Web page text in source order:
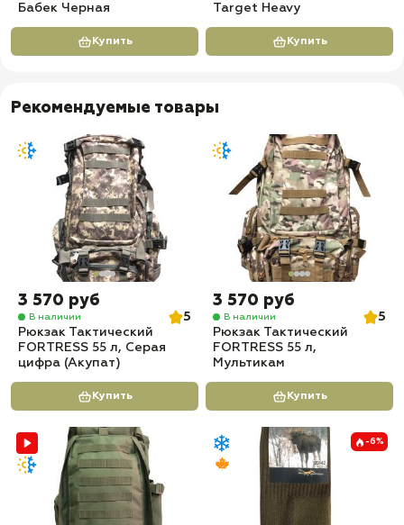
Бабек Черная
Купить
Target Heavy
Купить
Рекомендуемые товары
3 570 руб
В наличии
5
Рюкзак Тактический
FORTRESS 55 л, Серая
цифра (Акупат)
Купить
3 570 руб
В наличии
5
Рюкзак Тактический
FORTRESS 55 л,
Мультикам
Купить
-6%